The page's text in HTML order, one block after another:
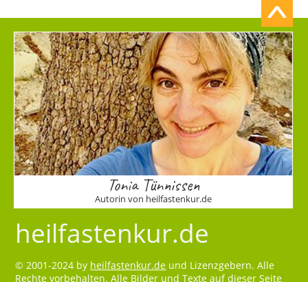
Tonia Tünnissen
Autorin von heilfastenkur.de
heilfastenkur.de
© 2001-2024 by heilfastenkur.de und Lizenzgebern. Alle
Rechte vorbehalten. Alle Bilder und Texte auf dieser Seite